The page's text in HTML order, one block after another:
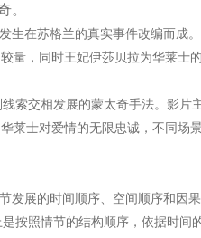
。
在苏格兰的真实事件改编而成
量，同时王妃伊莎贝拉为华莱
索交相发展的蒙太奇手法。影
莱士对爱情的无限忠诚，不同
展的时间顺序、空间顺序和因
按照情节的结构顺序，依据时